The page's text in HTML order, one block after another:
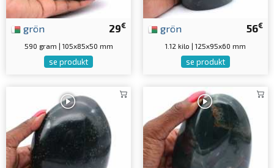
29€
grön
590 gram | 105x85x50 mm
se produkt
56€
grön
1.12 kilo | 125x95x60 mm
se produkt